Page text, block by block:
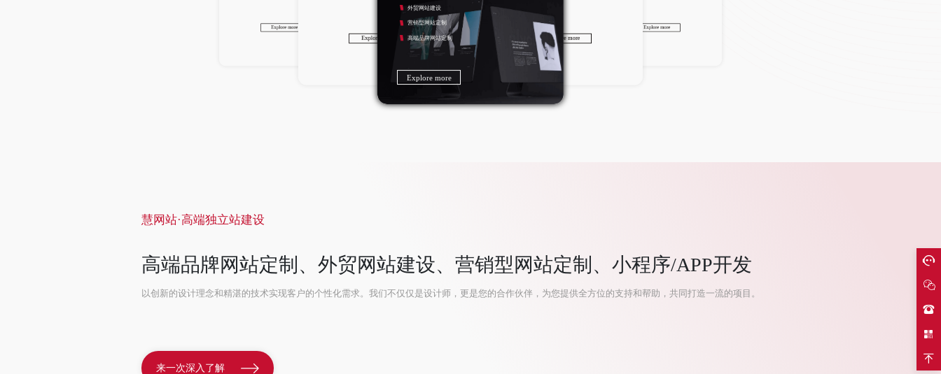
Explore more
Explore more
海报/灯箱设计
展会/展厅设计
Explore more
外贸网站建设
营销型网站定制
高端品牌网站定制
Explore more
Explore more
Explore more
慧网站·高端独立站建设
高端品牌网站定制、外贸网站建设、营销型网站定制、小程序/APP开发
以创新的设计理念和精湛的技术实现客户的个性化需求。我们不仅仅是设计师，更是您的合作伙伴，为您提供全方位的支持和帮助，共同打造一流的项目。
来一次深入了解